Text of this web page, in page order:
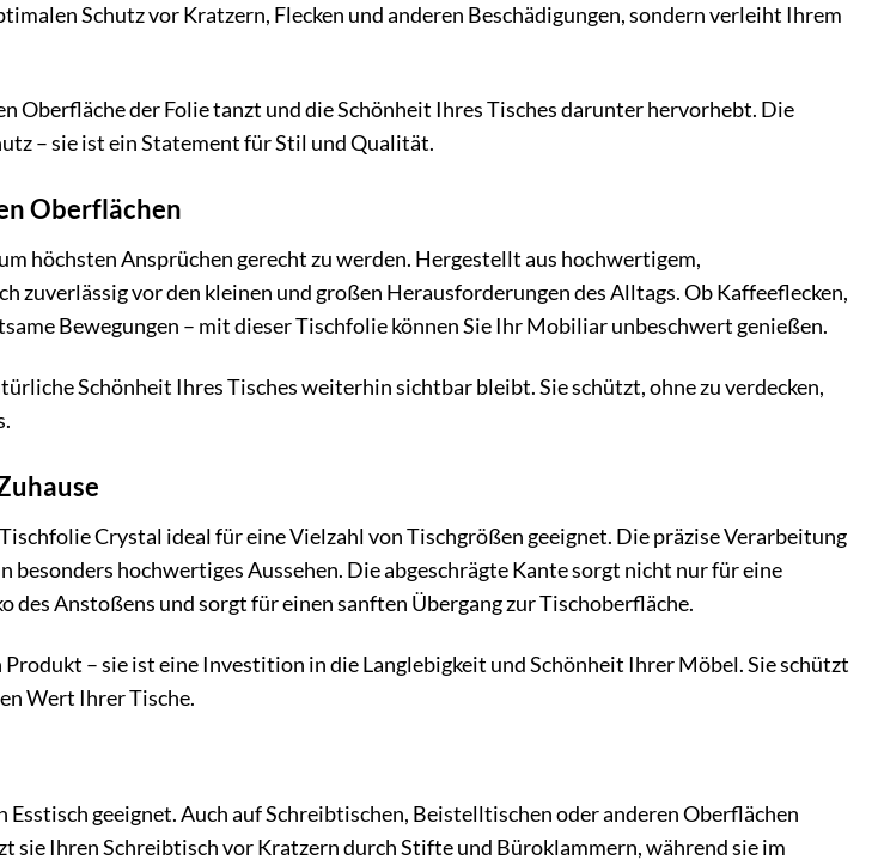
Schutz vor Kratzern, Flecken und anderen Beschädigungen, sondern verleiht Ihrem
Oberfläche der Folie tanzt und die Schönheit Ihres Tisches darunter hervorhebt. Die
– sie ist ein Statement für Stil und Qualität.
Oberflächen
höchsten Ansprüchen gerecht zu werden. Hergestellt aus hochwertigem,
zuverlässig vor den kleinen und großen Herausforderungen des Alltags. Ob Kaffeeflecken,
Bewegungen – mit dieser Tischfolie können Sie Ihr Mobiliar unbeschwert genießen.
Schönheit Ihres Tisches weiterhin sichtbar bleibt. Sie schützt, ohne zu verdecken,
Crystal ideal für eine Vielzahl von Tischgrößen geeignet. Die präzise Verarbeitung
besonders hochwertiges Aussehen. Die abgeschrägte Kante sorgt nicht nur für eine
des Anstoßens und sorgt für einen sanften Übergang zur Tischoberfläche.
– sie ist eine Investition in die Langlebigkeit und Schönheit Ihrer Möbel. Sie schützt
Wert Ihrer Tische.
geeignet. Auch auf Schreibtischen, Beistelltischen oder anderen Oberflächen
sie Ihren Schreibtisch vor Kratzern durch Stifte und Büroklammern, während sie im